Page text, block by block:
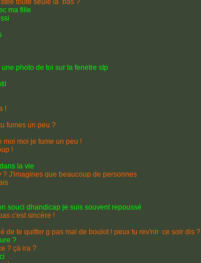
toute seule là bas ?
ma fille
photo de toi sur ta fenetre stp
!
fumes un peu ?
moi je fume un peu !
!
la vie
J'imagines que beaucoup de personnes
souci dhandicap je suis souvent repoussé
c'est sincère !
de te quitter g pas mal de boulot ! peux tu rev'nir ce soir dis ?
?
? çà ira ?